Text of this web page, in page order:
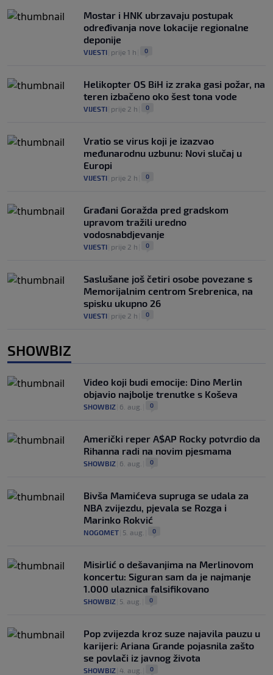
Mostar i HNK ubrzavaju postupak
određivanja nove lokacije regionalne
deponije
VIJESTI prije 1 h 0
Helikopter OS BiH iz zraka gasi požar, na
teren izbačeno oko šest tona vode
VIJESTI prije 2 h 0
Vratio se virus koji je izazvao
međunarodnu uzbunu: Novi slučaj u
Europi
VIJESTI prije 2 h 0
Građani Goražda pred gradskom
upravom tražili uredno
vodosnabdjevanje
VIJESTI prije 2 h 0
Saslušane još četiri osobe povezane s
Memorijalnim centrom Srebrenica, na
spisku ukupno 26
VIJESTI prije 2 h 0
SHOWBIZ
Video koji budi emocije: Dino Merlin
objavio najbolje trenutke s Koševa
SHOWBIZ 6. aug. 0
Američki reper A$AP Rocky potvrdio da
Rihanna radi na novim pjesmama
SHOWBIZ 6. aug. 0
Bivša Mamićeva supruga se udala za
NBA zvijezdu, pjevala se Rozga i
Marinko Rokvić
NOGOMET 5. aug. 0
Misirlić o dešavanjima na Merlinovom
koncertu: Siguran sam da je najmanje
1.000 ulaznica falsifikovano
SHOWBIZ 5. aug. 0
Pop zvijezda kroz suze najavila pauzu u
karijeri: Ariana Grande pojasnila zašto
se povlači iz javnog života
SHOWBIZ 4. aug. 0